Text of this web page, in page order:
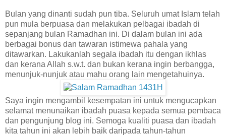
Bulan yang dinanti sudah pun tiba. Seluruh umat Islam telah
pun mula berpuasa dan melakukan pelbagai ibadah di
sepanjang bulan Ramadhan ini. Di dalam bulan ini ada
berbagai bonus dan tawaran istimewa pahala yang
ditawarkan. Lakukanlah segala ibadah itu dengan ikhlas
dan kerana Allah s.w.t. dan bukan kerana ingin berbangga,
menunjuk-nunjuk atau mahu orang lain mengetahuinya.
Saya ingin mengambil kesempatan ini untuk mengucapkan
selamat menunaikan ibadah puasa kepada semua pembaca
dan pengunjung blog ini. Semoga kualiti puasa dan ibadah
kita tahun ini akan lebih baik daripada tahun-tahun